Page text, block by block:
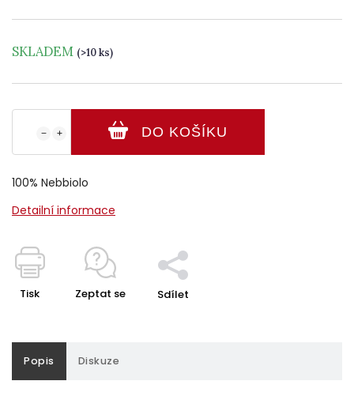
SKLADEM (>10 ks)
+
− DO KOŠÍKU
100% Nebbiolo
Detailní informace
Tisk Zeptat se Sdílet
Popis Diskuze